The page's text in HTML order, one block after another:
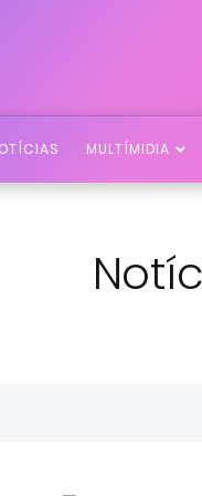
MULTÍMIDIA